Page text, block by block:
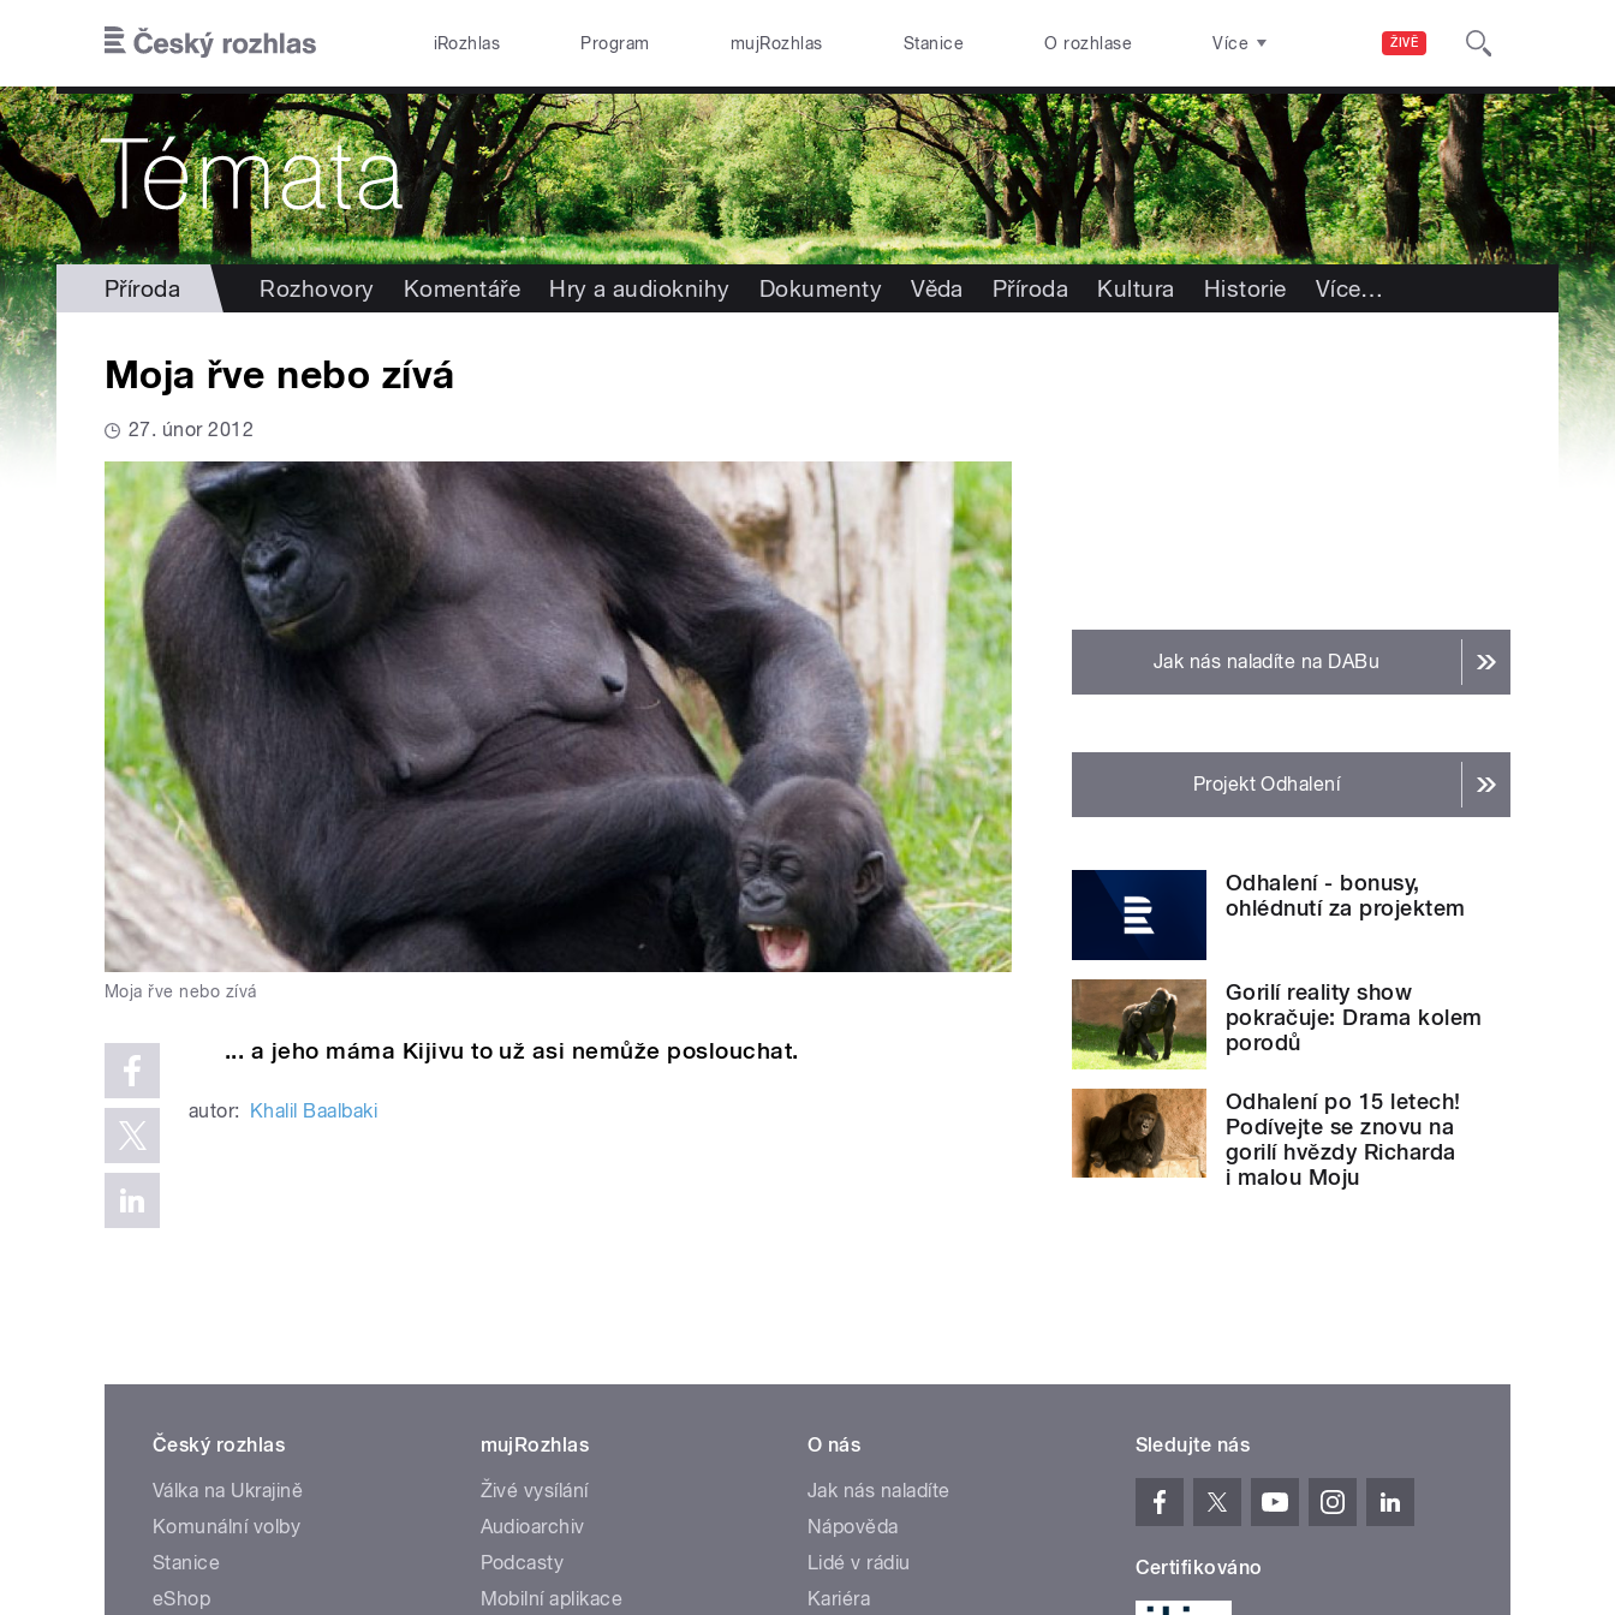
ŽIVĚ
iRozhlas Program mujRozhlas Stanice O rozhlase Více
Příroda Rozhovory Komentáře Hry a audioknihy Dokumenty Věda Příroda Kultura Historie Více…
Moja řve nebo zívá
27. únor 2012
Moja řve nebo zívá
... a jeho máma Kijivu to už asi nemůže poslouchat.
autor: Khalil Baalbaki
Jak nás naladíte na DABu
Projekt Odhalení
Odhalení - bonusy,
ohlédnutí za projektem
Gorilí reality show
pokračuje: Drama kolem
porodů
Odhalení po 15 letech!
Podívejte se znovu na
gorilí hvězdy Richarda
i malou Moju
Český rozhlas
Válka na Ukrajině
Komunální volby
Stanice
eShop
mujRozhlas
Živé vysílání
Audioarchiv
Podcasty
Mobilní aplikace
O nás
Jak nás naladíte
Nápověda
Lidé v rádiu
Kariéra
Sledujte nás
Certifikováno